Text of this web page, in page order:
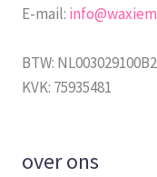
E-mail:
BTW:
KVK: 75935481
over ons